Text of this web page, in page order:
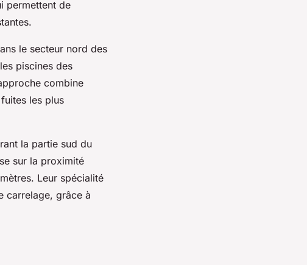
permettent de
le secteur nord des
piscines des
combine
les plus
la partie sud du
sur la proximité
Leur spécialité
carrelage, grâce à